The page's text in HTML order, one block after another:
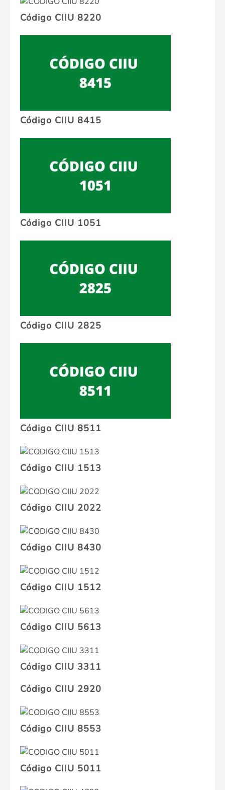
Código CIIU 8220
Código CIIU 8415
Código CIIU 1051
Código CIIU 2825
Código CIIU 8511
Código CIIU 1513
Código CIIU 2022
Código CIIU 8430
Código CIIU 1512
Código CIIU 5613
Código CIIU 3311
Código CIIU 2920
Código CIIU 8553
Código CIIU 5011